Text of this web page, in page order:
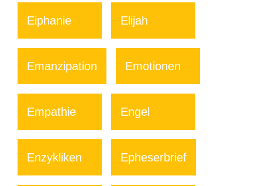
Eiphanie Elijah
Emanzipation Emotionen
Empathie Engel
Enzykliken Epheserbrief